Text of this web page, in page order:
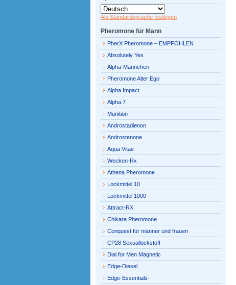
Als Standardsprache festlegen
Pheromone für Mann
PherX Pheromone – EMPFOHLEN
Absolutely Yes
Alpha-Männchen
Pheromone Alter Ego
Alpha Impact
Alpha 7
Munition
Androstadienon
Androstenone
Aqua Vitae
Wecken-Rx
Athena Pheromone
Lockmittel 10
Lockmittel 1000
Attract-RX
Chikara Pheromone
Conquest für männer und frauen
CP28 Sexuallockstoff
Dial for Men Magnetic
Edge-Diesel
Edge-Essentials-